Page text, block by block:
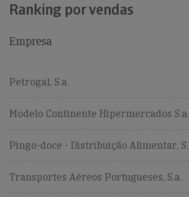
Ranking por vendas
Empresa
Petrogal, S.a.
Modelo Continente Hipermercados S.a.
Pingo-doce - Distribuição Alimentar,
Transportes Aéreos Portugueses, S.a.